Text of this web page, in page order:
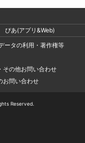
ぴあ(アプリ&Web)
ータの利用・著作権等
その他お問い合わせ
お問い合わせ
Reserved.